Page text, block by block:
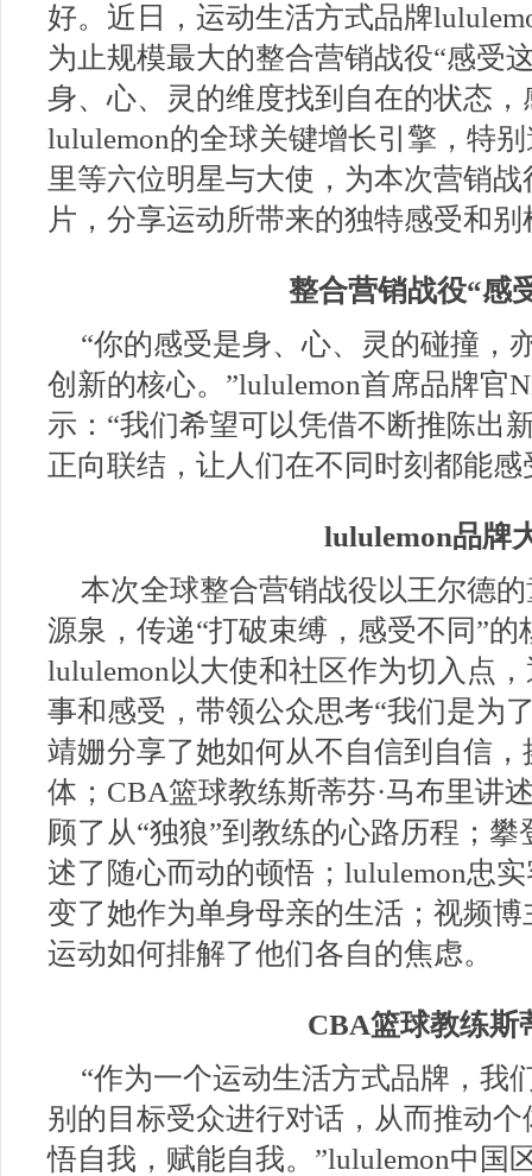
好。近日，运动生活方式品牌
为止规模最大的整合营销战役“感受
身、心、灵的维度找到自在的状态
lululemon的全球关键增长引擎，特
里等六位明星与大使，为本次营销
片，分享运动所带来的独特感受和别
整合营销战役“感
“你的感受是身、心、灵的碰撞，
创新的核心。”lululemon首席品牌官
示：“我们希望可以凭借不断推陈出
正向联结，让人们在不同时刻都能
lululemon品牌
本次全球整合营销战役以王尔德
源泉，传递“打破束缚，感受不同”
lululemon以大使和社区作为切入点
事和感受，带领公众思考“我们是为
靖姗分享了她如何从不自信到自信
体；CBA篮球教练斯蒂芬·马布里讲
顾了从“独狼”到教练的心路历程；
述了随心而动的顿悟；lululemon忠
变了她作为单身母亲的生活；视频
运动如何排解了他们各自的焦虑。
CBA篮球教练斯
“作为一个运动生活方式品牌，我
别的目标受众进行对话，从而推动
悟自我，赋能自我。”lululemon中国